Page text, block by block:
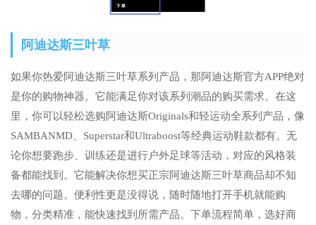
阿迪达斯三叶草
如果你热爱阿迪达斯三叶草系列产品，那阿迪达斯官方APP绝对
是你的购物神器。它能满足你对该系列潮品的购买需求。在这
里，你可以轻松选购阿迪达斯Originals和轻运动全系列产品，像
SAMBANMD、Superstar和Ultraboost等经典运动鞋款都有。无
论你想要跑步、训练还是进行户外足球等活动，对应的风格装
备都能找到。它能解决你想买正宗阿迪达斯三叶草商品却不知
去哪的问题。便利性更是没得说，随时随地打开手机就能购
物，分类精准，能快速找到所需产品。下单流程简单，选好商